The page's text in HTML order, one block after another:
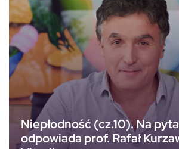
Niepłodność (cz.10). Na
odpowiada prof. Rafał